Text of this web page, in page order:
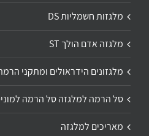
מלגזות חשמליות DS
מלגזה אדם הולך ST
מלגזונים הידראולים ומתקני
סל הרמה למלגזה סל הרמה
מאריכים למלגזה